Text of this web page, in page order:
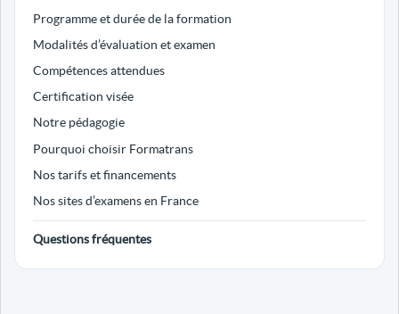
Programme et durée de la formation
Modalités d’évaluation et examen
Compétences attendues
Certification visée
Notre pédagogie
Pourquoi choisir Formatrans
Nos tarifs et financements
Nos sites d’examens en France
Questions fréquentes